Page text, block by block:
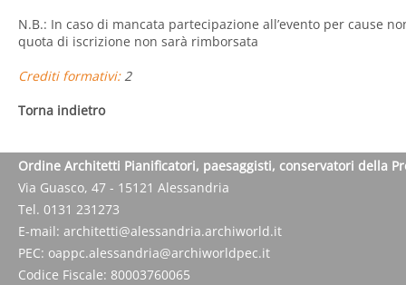
N.B.: In caso di mancata partecipazione all’evento per cause
quota di iscrizione non sarà rimborsata
Crediti formativi:2
Torna indietro
Ordine Architetti Pianificatori, paesaggisti, conservatori della
Via Guasco, 47 - 15121 Alessandria
Tel. 0131 231273
E-mail: architetti@alessandria.archiworld.it
PEC: oappc.alessandria@archiworldpec.it
Codice Fiscale: 80003760065